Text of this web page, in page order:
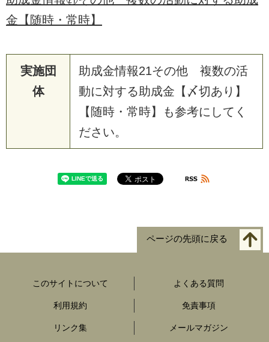
金【随時・常時】
実施団
体
助成金情報21その他 複数の活
動に対する助成金【〆切あり】
【随時・常時】も参考にしてく
ださい。
ページの先頭に戻る
このサイトについて よくある質問
利用規約 免責事項
リンク集 メールマガジン